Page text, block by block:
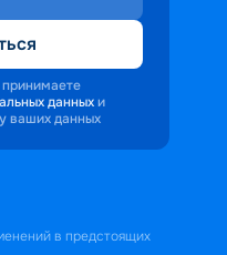
данных и
ваших данных
в предстоящих